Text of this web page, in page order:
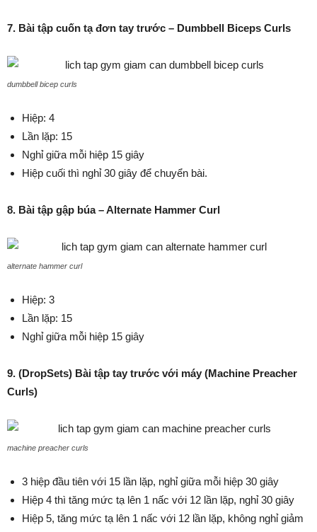
7. Bài tập cuốn tạ đơn tay trước – Dumbbell Biceps Curls
dumbbell bicep curls
Hiệp: 4
Lần lặp: 15
Nghỉ giữa mỗi hiệp 15 giây
Hiệp cuối thì nghỉ 30 giây để chuyển bài.
8. Bài tập gập búa – Alternate Hammer Curl
alternate hammer curl
Hiệp: 3
Lần lặp: 15
Nghỉ giữa mỗi hiệp 15 giây
9. (DropSets) Bài tập tay trước với máy (Machine Preacher
Curls)
machine preacher curls
3 hiệp đầu tiên với 15 lần lặp, nghỉ giữa mỗi hiệp 30 giây
Hiệp 4 thì tăng mức tạ lên 1 nấc với 12 lần lặp, nghỉ 30 giây
Hiệp 5, tăng mức tạ lên 1 nấc với 12 lần lặp, không nghỉ giảm